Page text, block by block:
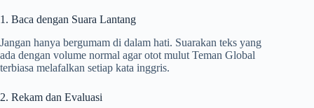
1. Baca dengan Suara Lantang
Jangan hanya bergumam di dalam hati. Suarakan teks yang
ada dengan volume normal agar otot mulut Teman Global
terbiasa melafalkan setiap kata inggris.
2. Rekam dan Evaluasi